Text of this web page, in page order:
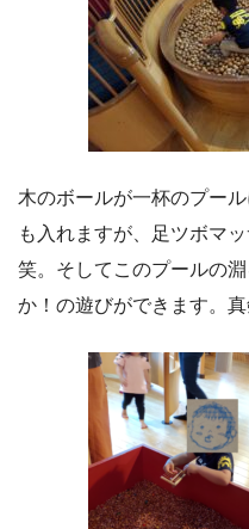
木のボールが一杯のプー
も入れますが、足ツボマ
笑。そしてこのプールの
か！の遊びができます。真